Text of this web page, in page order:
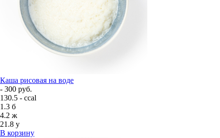
Каша рисовая на воде
- 300 руб.
130.5 - ccal
1.3 б
4.2 ж
21.8 у
В корзину